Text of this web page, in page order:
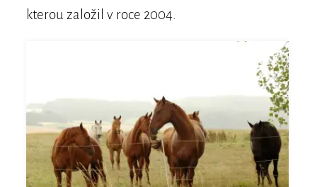
kterou založil v roce 2004.